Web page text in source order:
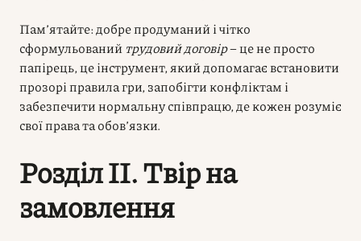
Пам’ятайте: добре продуманий і чітко
сформульований трудовий договір– це не просто
папірець, це інструмент, який допомагає встановити
прозорі правила гри, запобігти конфліктам і
забезпечити нормальну співпрацю, де кожен розуміє
свої права та обов’язки.
Розділ II. Твір на
замовлення